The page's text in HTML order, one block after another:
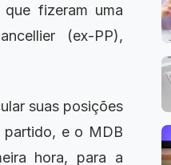
fizeram uma
(ex-PP),
suas posições
partido, e o MDB
hora, para a